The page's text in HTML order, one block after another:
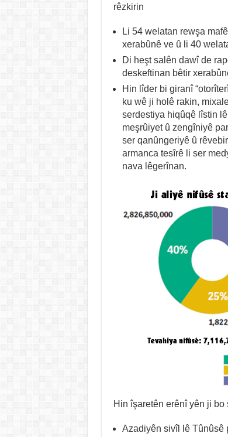
rêzkirin
Li 54 welatan rewşa
xerabûnê ve û li 40
Di heşt salên dawî de
deskeftinan bêtir
Hin lîder bi giranî
ku wê ji holê rakin,
serdestiya hiqûqê lîstin
meşrûiyet û zengîniyê
ser qanûngeriyê û
armanca tesîrê li ser
nava lêgerînan.
Hin îşaretên erênî yên ji bo
Azadiyên sivîl lê Tûnûsê